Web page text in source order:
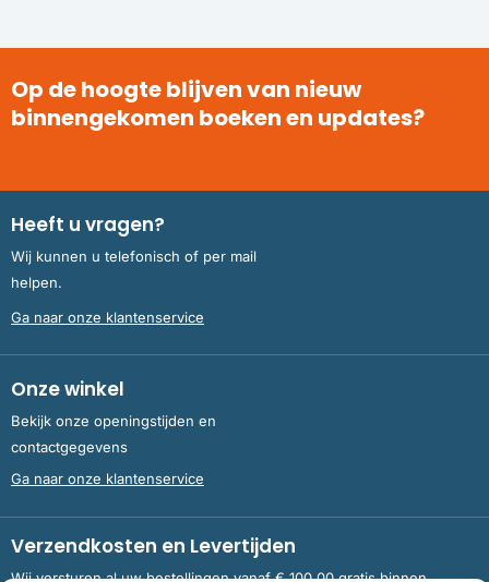
Op de hoogte blijven van nieuw
binnengekomen boeken en updates?
Heeft u vragen?
Wij kunnen u telefonisch of per mail
helpen.
Ga naar onze klantenservice
Onze winkel
Bekijk onze openingstijden en
contactgegevens
Ga naar onze klantenservice
Verzendkosten en Levertijden
Wij versturen al uw bestellingen vanaf € 100,00 gratis binnen